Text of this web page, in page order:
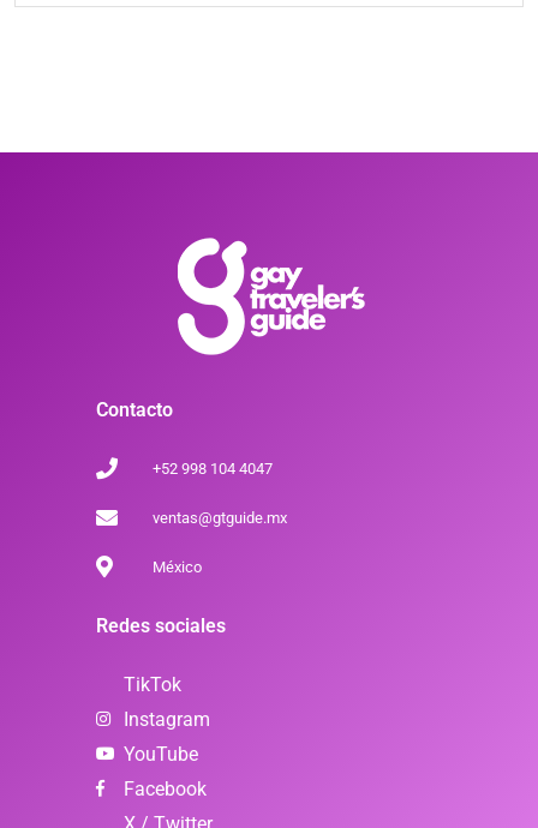
Contacto
+52 998 104 4047
ventas@gtguide.mx
México
Redes sociales
TikTok
Instagram
YouTube
Facebook